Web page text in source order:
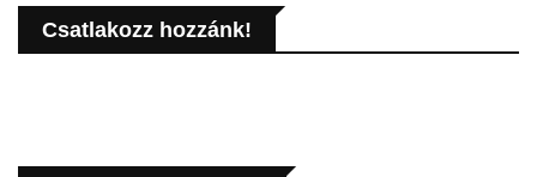
Csatlakozz hozzánk!